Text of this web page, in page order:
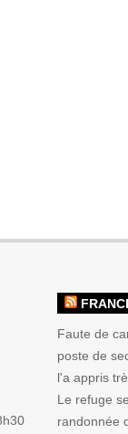
Faute de
poste de
l'a appris
Le refuge
randonnée